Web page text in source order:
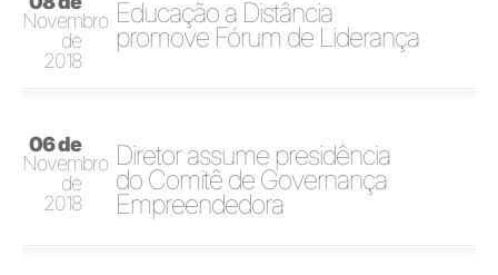
Novembro
de
2018
Educação a Distância
promove Fórum de Liderança
06 de
Novembro
de
2018
Diretor assume presidência
do Comitê de Governança
Empreendedora